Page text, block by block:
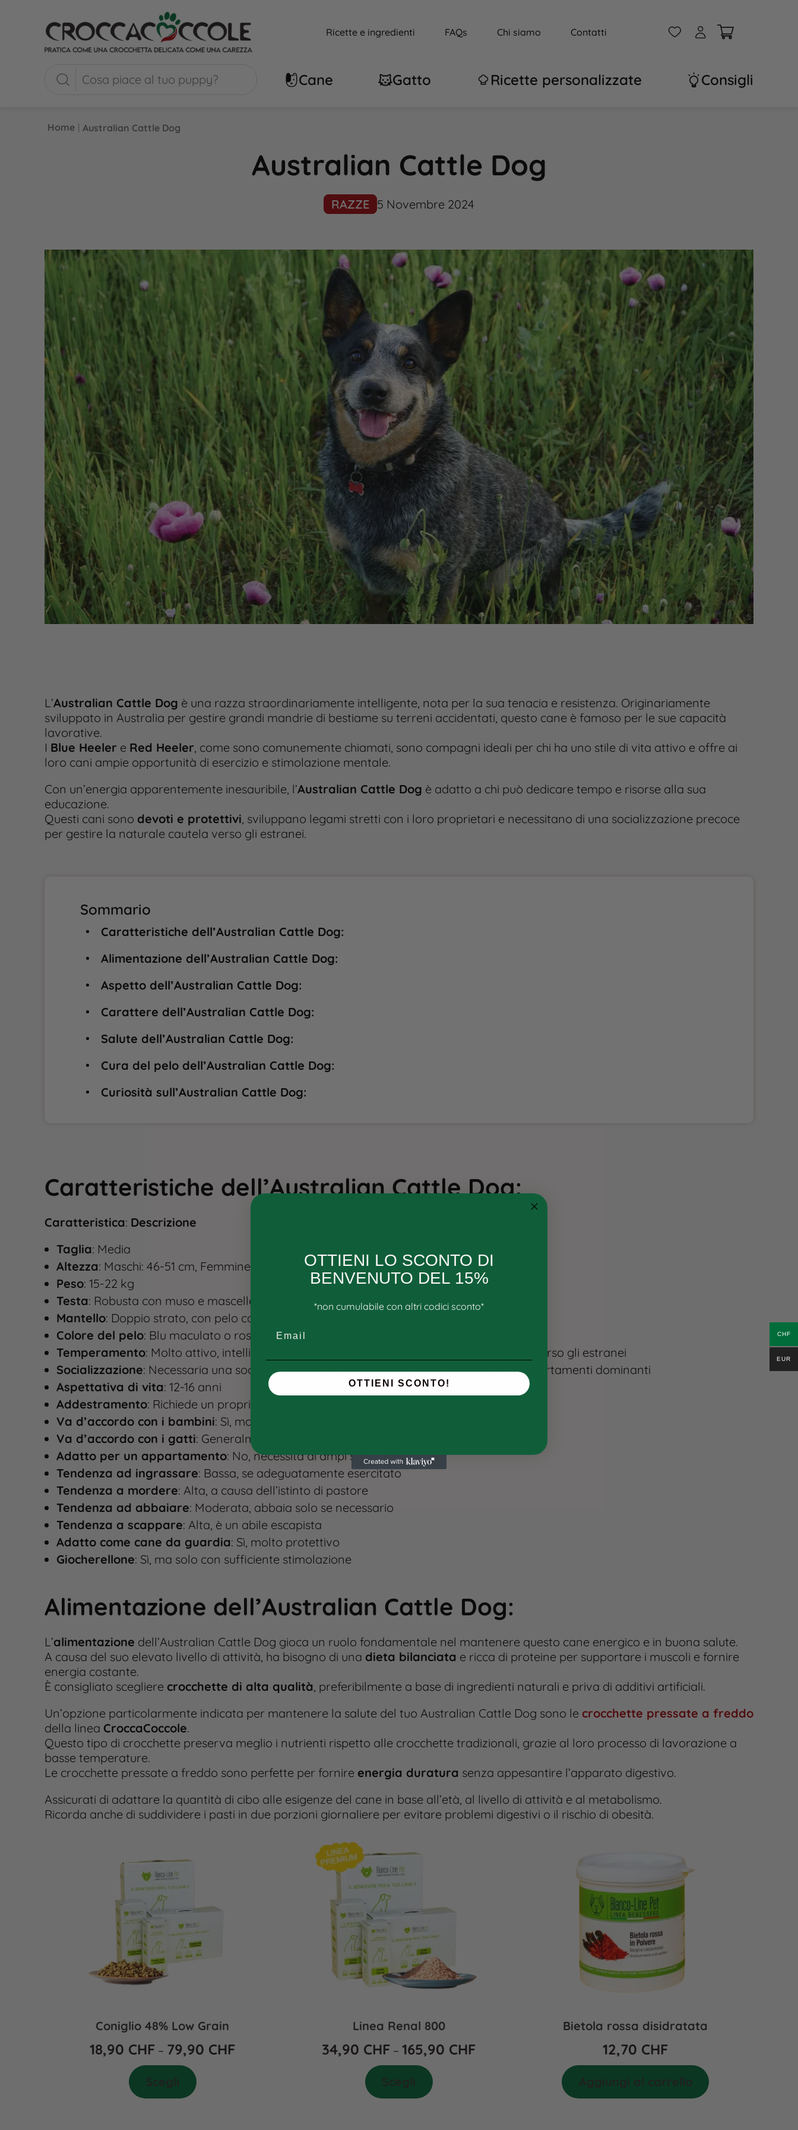
Ricette e ingredienti FAQs Chi siamo Contatti W A
Cane Gatto Ricette personalizzate Consigli
Home | Australian Cattle Dog
Australian Cattle Dog
RAZZE 5 Novembre 2024
L’Australian Cattle Dog è una razza straordinariamente intelligente, nota per la sua tenacia e resistenza. Originariamente
sviluppato in Australia per gestire grandi mandrie di bestiame su terreni accidentati, questo cane è famoso per le sue capacità
lavorative.
I Blue Heeler e Red Heeler, come sono comunemente chiamati, sono compagni ideali per chi ha uno stile di vita attivo e offre ai
loro cani ampie opportunità di esercizio e stimolazione mentale.
Con un’energia apparentemente inesauribile, l’Australian Cattle Dog è adatto a chi può dedicare tempo e risorse alla sua
educazione.
Questi cani sono devoti e protettivi, sviluppano legami stretti con i loro proprietari e necessitano di una socializzazione precoce
per gestire la naturale cautela verso gli estranei​.
Sommario
Caratteristiche dell’Australian Cattle Dog:
Alimentazione dell’Australian Cattle Dog:
Aspetto dell’Australian Cattle Dog:
Carattere dell’Australian Cattle Dog:
Salute dell’Australian Cattle Dog:
Cura del pelo dell’Australian Cattle Dog:
Curiosità sull’Australian Cattle Dog:
Caratteristiche dell’Australian Cattle Dog:
Caratteristica: Descrizione
Taglia: Media
Altezza: Maschi: 46-51 cm, Femmine: 43-48 cm
Peso: 15-22 kg
Testa: Robusta con muso e mascelle forti, orecchie dritte e vigili​
Mantello: Doppio strato, con pelo corto e dritto
Colore del pelo: Blu maculato o rosso, entrambi con possibili macchie sul muso
Temperamento: Molto attivo, intelligente, fedele, protettivo verso la famiglia, diffidente verso gli estranei
Socializzazione: Necessaria una socializzazione precoce per evitare aggressività o comportamenti dominanti​
Aspettativa di vita: 12-16 anni​
Addestramento: Richiede un proprietario fermo, altamente intelligente ma indipendente
Va d’accordo con i bambini: Sì, ma tende a “radunarli” mordendo i talloni
Va d’accordo con i gatti: Generalmente no, a causa del forte istinto predatorio
Adatto per un appartamento: No, necessita di ampi spazi aperti
Tendenza ad ingrassare: Bassa, se adeguatamente esercitato
Tendenza a mordere: Alta, a causa dell’istinto di pastore​
Tendenza ad abbaiare: Moderata, abbaia solo se necessario
Tendenza a scappare: Alta, è un abile escapista
Adatto come cane da guardia: Sì, molto protettivo​
Giocherellone: Sì, ma solo con sufficiente stimolazione​
Alimentazione dell’Australian Cattle Dog:
L’alimentazione dell’Australian Cattle Dog gioca un ruolo fondamentale nel mantenere questo cane energico e in buona salute.
A causa del suo elevato livello di attività, ha bisogno di una dieta bilanciata e ricca di proteine per supportare i muscoli e fornire
energia costante.
È consigliato scegliere crocchette di alta qualità, preferibilmente a base di ingredienti naturali e priva di additivi artificiali.
Un’opzione particolarmente indicata per mantenere la salute del tuo Australian Cattle Dog sono le crocchette pressate a freddo
della linea CroccaCoccole.
Questo tipo di crocchette preserva meglio i nutrienti rispetto alle crocchette tradizionali, grazie al loro processo di lavorazione a
basse temperature.
Le crocchette pressate a freddo sono perfette per fornire energia duratura senza appesantire l’apparato digestivo.
Assicurati di adattare la quantità di cibo alle esigenze del cane in base all’età, al livello di attività e al metabolismo.
Ricorda anche di suddividere i pasti in due porzioni giornaliere per evitare problemi digestivi o il rischio di obesità.
Coniglio 48% Low Grain
18,90 CHF – 79,90 CHF
Linea Renal 800
34,90 CHF –165,90 CHF
Bietola rossa disidratata
12,70 CHF
CHF
EUR
OTTIENI LO SCONTO DI
BENVENUTO DEL 15%
*non cumulabile con altri codici sconto*
OTTIENI SCONTO!